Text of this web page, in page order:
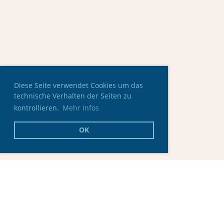
Diese Seite verwendet Cookies um das
technische Verhalten der Seiten zu
kontrollieren. Mehr Infos
OK